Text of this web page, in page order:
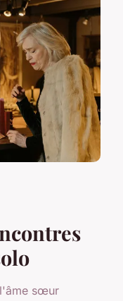
sœur